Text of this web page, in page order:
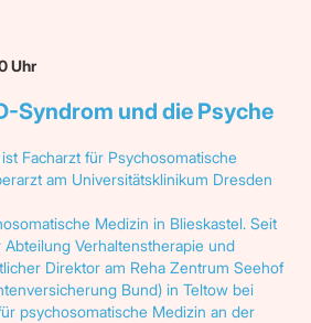
Uhr
Syndrom und die Psyche
ist Facharzt für Psychosomatische
am Universitätsklinikum Dresden
Medizin in Blieskastel. Seit
Verhaltenstherapie und
Direktor am Reha Zentrum Seehof
Bund) in Teltow bei
psychosomatische Medizin an der